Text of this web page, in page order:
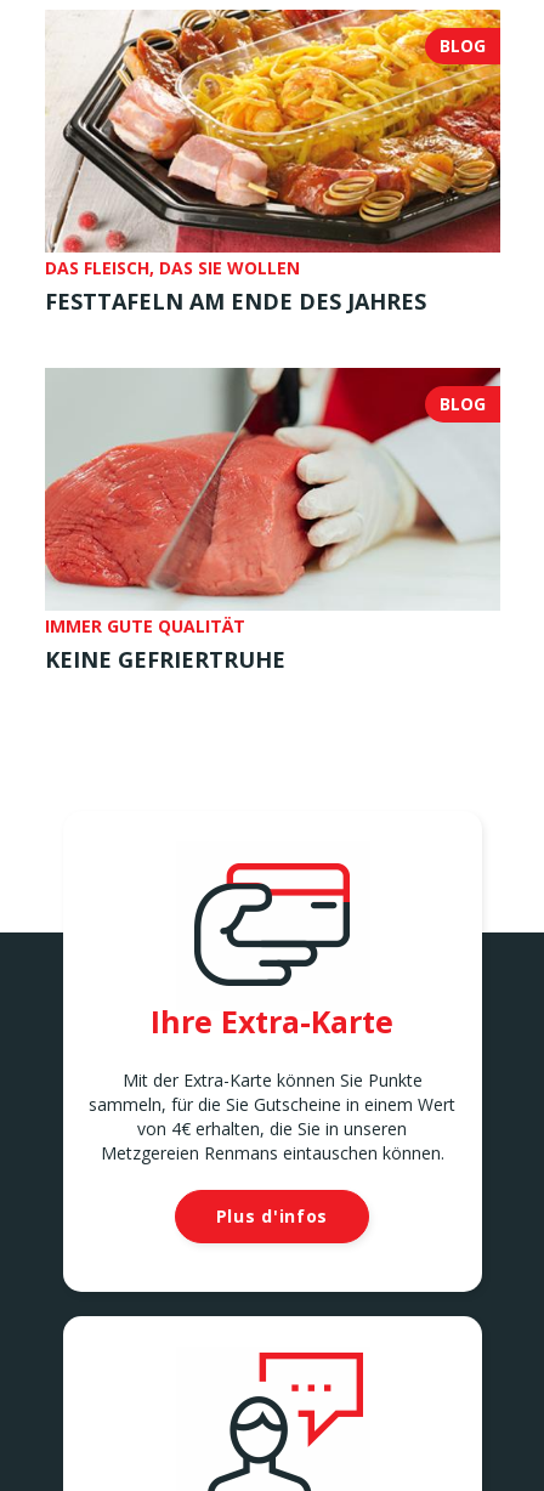
BLOG
DAS FLEISCH, DAS SIE WOLLEN
FESTTAFELN AM ENDE DES JAHRES
BLOG
IMMER GUTE QUALITÄT
KEINE GEFRIERTRUHE
Ihre Extra-Karte
Mit der Extra-Karte können Sie Punkte
sammeln, für die Sie Gutscheine in einem Wert
von 4€ erhalten, die Sie in unseren
Metzgereien Renmans eintauschen können.
Plus d'infos